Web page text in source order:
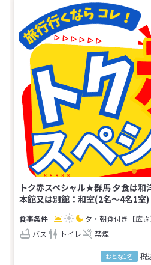
トク赤スペシャル★群馬 夕食は和
本館又は別館：和室(2名～4名1室)
夕・朝食付き 【広
バス
トイレ 禁煙
おとな1名 税